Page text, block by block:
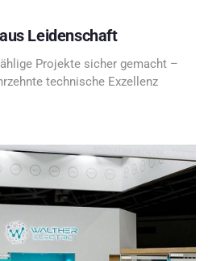
Leidenschaft
Projekte sicher gemacht –
technische Exzellenz